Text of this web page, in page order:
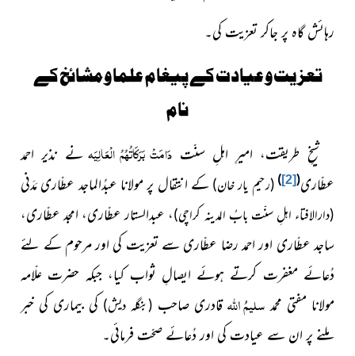
رہائش گاہ پر جاکر تعزیت کی۔
تعزیت و عیادت کے پیغام علما و مشائخ کے
نام
شیخِ طریقت، امیرِ اہلِ سنّت دَامَتْ بَرَکَاتُہُمُ الْعَالِیَہنے نذیر احمد
عطّاری(
[2]
) (رحیم یار خان) کے انتقال پر مولانا عبدُالماجد عطّاری مَدَنی
(دارالافتاء اہلِ سنّت بابُ المدینہ کراچی)، عبدالستار عطّاری، امجد عطّاری،
ساجد عطّاری اور احمد رضا عطّاری سے تعزیت کی اور مرحوم کے لئے
دُعائے مغفرت کرتے ہوئے ایصالِ ثواب کیا، جبکہ حضرت علّامہ
مولانا مفتی محمد سلیمُ اللہقادری صاحب (بنگلہ دیش) کی بیماری کی خبر
ملنے پر ان سے عیادت کی اور دُعائے صحّت فرمائی۔